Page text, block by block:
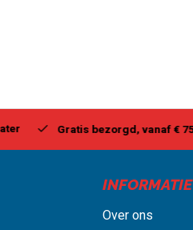
Gratis bezorgd, vanaf € 75,00
INFORMATIE
Over ons